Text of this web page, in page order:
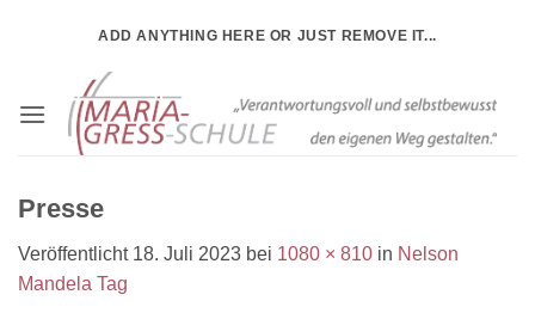
ADD ANYTHING HERE OR JUST REMOVE IT...
Presse
Veröffentlicht 18. Juli 2023 bei 1080 × 810 in Nelson
Mandela Tag